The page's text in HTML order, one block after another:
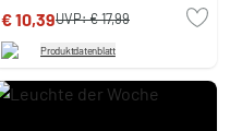
€ 10,39UVP:€ 17,99
Produktdatenblatt